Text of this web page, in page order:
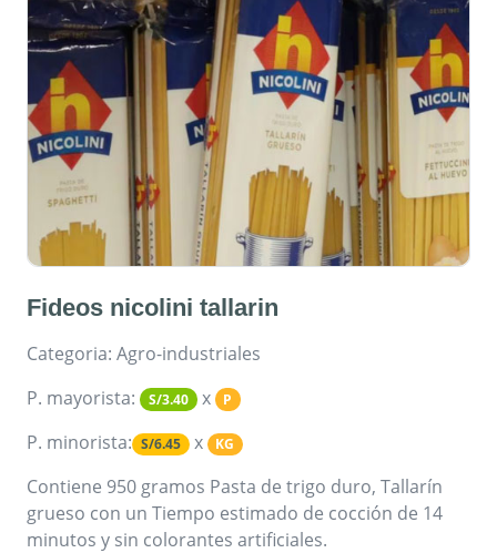
Fideos nicolini tallarin
Categoria: Agro-industriales
P. mayorista:
S/3.40 x P
P. minorista: S/6.45 x KG
Contiene 950 gramos Pasta de trigo duro, Tallarín
grueso con un Tiempo estimado de cocción de 14
minutos y sin colorantes artificiales.